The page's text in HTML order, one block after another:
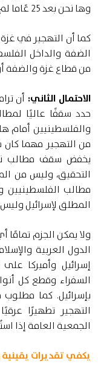
وها نحن بعد 25 عًاما لم يتحقق هذا الوعد.
كما أن التهجير في
الضفة والداخل
من قطاع غزة والضفة
الاحتمال الثاني: أن
حدد سقفًا عاليًا
والفلسطينيين أمام
من التهجير مهما كان
يخفض سقف مطالب
التحقيق، وليس من
مطالب الفلسطينيين
المطلق لإسرائيل
ولا يمكن الجزم تمامًا
الدول العربية
إسرائيل وأميركا
السفراء وقطع كل
بإسرائيل. كما مطلوب
التهجير تطهيرًا
الجمعية العامة إذا
يكفي تقديرات